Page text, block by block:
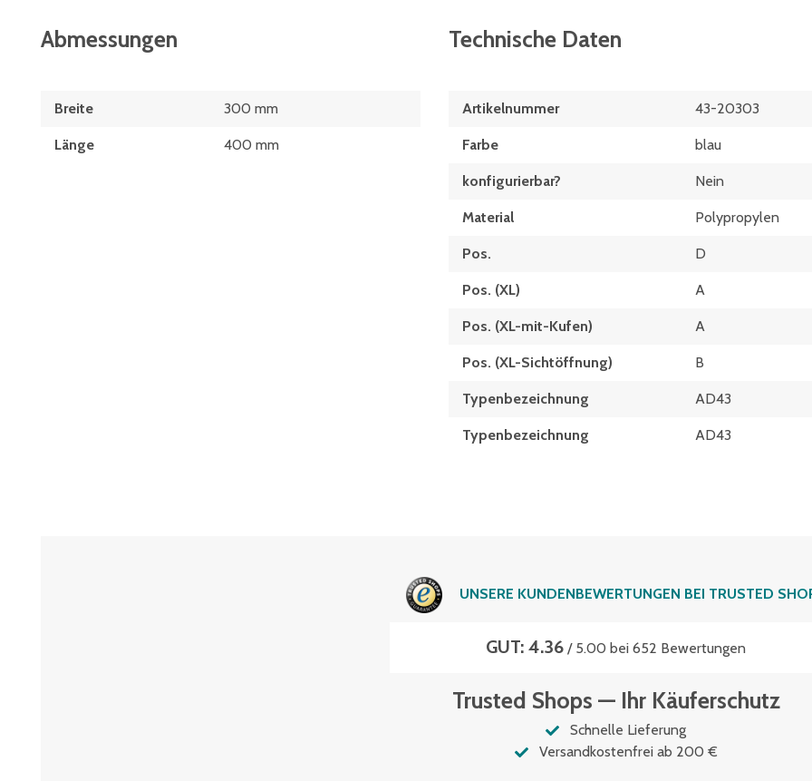
Abmessungen
Breite 300 mm
Länge 400 mm
Technische Daten
Artikelnummer 43-20303
Farbe blau
konfigurierbar? Nein
Material Polypropylen
Pos. D
Pos. (XL) A
Pos. (XL-mit-Kufen) A
Pos. (XL-Sichtöffnung) B
Typenbezeichnung AD43
Typen­be­zeich­nung AD43
UNSERE KUNDENBEWERTUNGEN BEI TRUSTED
GUT: 4.36 / 5.00 bei 652 Bewertungen
Trusted Shops — Ihr Käuferschutz
Schnelle Lieferung
Versandkostenfrei ab 200 €